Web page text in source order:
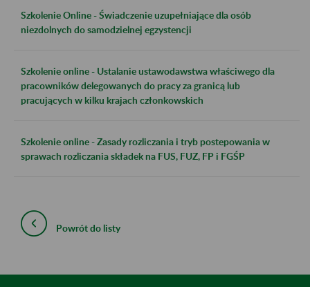
Szkolenie Online - Świadczenie uzupełniające dla osób
niezdolnych do samodzielnej egzystencji
Szkolenie online - Ustalanie ustawodawstwa właściwego dla
pracowników delegowanych do pracy za granicą lub
pracujących w kilku krajach członkowskich
Szkolenie online - Zasady rozliczania i tryb postepowania w
sprawach rozliczania składek na FUS, FUZ, FP i FGŚP
Powrót do listy